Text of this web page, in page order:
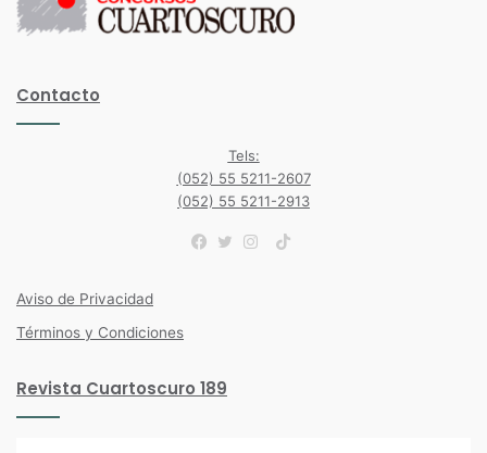
Contacto
Tels:
(052) 55 5211-2607
(052) 55 5211-2913
TikTok
Aviso de Privacidad
Términos y Condiciones
Revista Cuartoscuro 189